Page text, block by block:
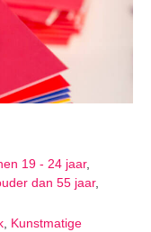
19 - 24 jaar,
dan 55 jaar,
Kunstmatige